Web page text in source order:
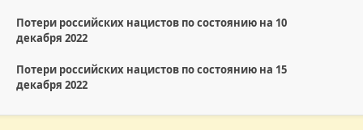
Потери российских нацистов по состоянию на 10
декабря 2022
Потери российских нацистов по состоянию на 15
декабря 2022